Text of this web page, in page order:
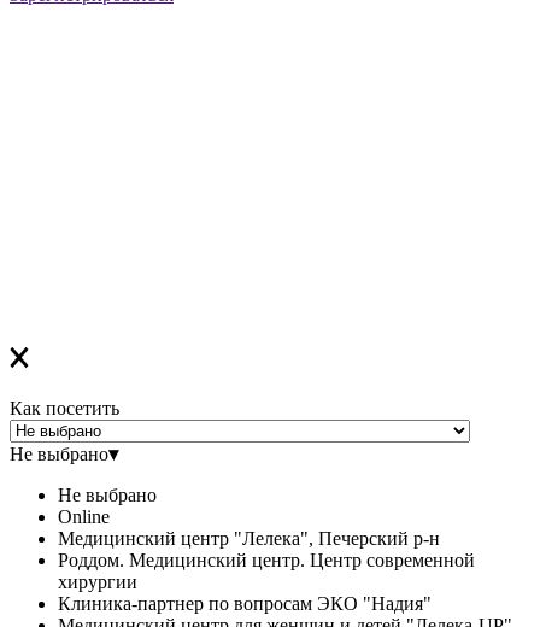
Как посетить
Не выбрано▾
Не выбрано
Online
Медицинский центр "Лелека", Печерский р-н
Роддом. Медицинский центр. Центр современной
хирургии
Клиника-партнер по вопросам ЭКО "Надия"